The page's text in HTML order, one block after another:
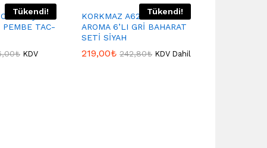
Tükendi!
Boy
TAC-
₺ KDV
Tükendi!
KORKMAZ A621 KORKMAZ
AROMA 6’LI GRİ BAHARAT
SETİ SİYAH
219,00₺ 242,80₺ KDV Dahil